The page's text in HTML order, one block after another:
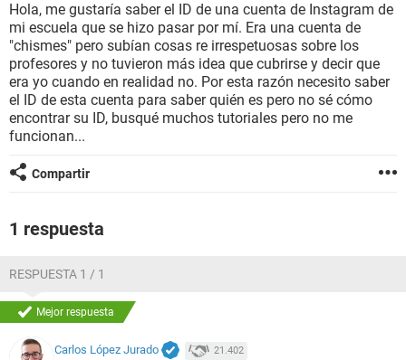
Hola, me gustaría saber el ID de una cuenta de Instagram de
mi escuela que se hizo pasar por mí. Era una cuenta de
"chismes" pero subían cosas re irrespetuosas sobre los
profesores y no tuvieron más idea que cubrirse y decir que
era yo cuando en realidad no. Por esta razón necesito saber
el ID de esta cuenta para saber quién es pero no sé cómo
encontrar su ID, busqué muchos tutoriales pero no me
funcionan...
Compartir
1 respuesta
RESPUESTA 1 / 1
Mejor respuesta
Carlos López Jurado 21.402